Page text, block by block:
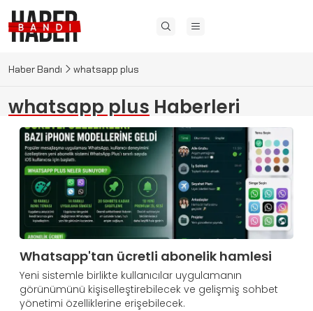
Haber Bandı whatsapp plus
whatsapp plus Haberleri
Whatsapp'tan ücretli abonelik hamlesi
Yeni sistemle birlikte kullanıcılar uygulamanın
görünümünü kişiselleştirebilecek ve gelişmiş sohbet
yönetimi özelliklerine erişebilecek.